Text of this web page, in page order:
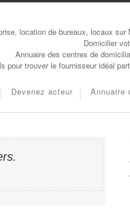
location de bureaux, locaux sur
Domicilier
Annuaire des centres de
pour trouver le fournisseur idéal
Devenez acteur Annuaire